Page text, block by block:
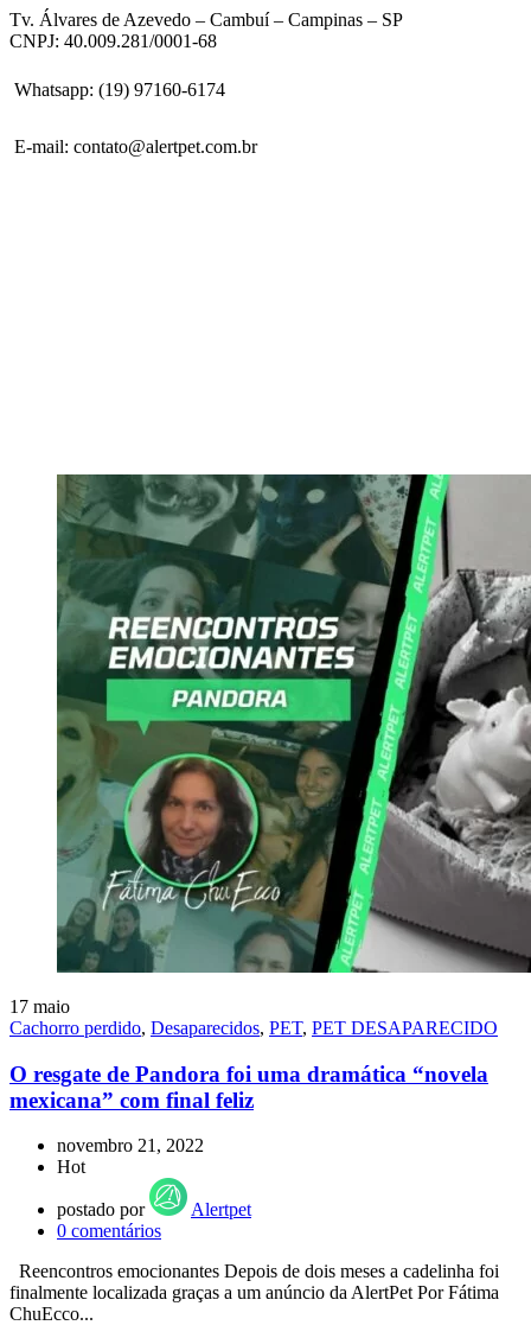
Tv. Álvares de Azevedo – Cambuí – Campinas – SP
CNPJ: 40.009.281/0001-68
Whatsapp: (19) 97160-6174
E-mail: contato@alertpet.com.br
17 maio
Cachorro perdido, Desaparecidos, PET, PET DESAPARECIDO
O resgate de Pandora foi uma dramática “novela
mexicana” com final feliz
novembro 21, 2022
Hot
postado por
Alertpet
0 comentários
Reencontros emocionantes Depois de dois meses a cadelinha foi
finalmente localizada graças a um anúncio da AlertPet Por Fátima
ChuEcco...